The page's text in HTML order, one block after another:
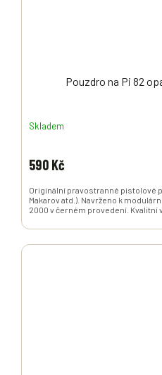
Pouzdro na Pi 82
Skladem
590 Kč
Originální pravostranné pistolové
Makarov atd.). Navrženo k
2000 v černém provedení. Kvalitní